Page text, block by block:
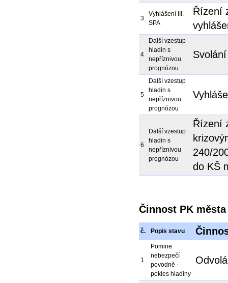
3
Vyhlášení III.
SPA
Řízení
4
Další vzestup
hladin s
nepříznivou
prognózou
5
Další vzestup
hladin s
nepříznivou
prognózou
6
Další vzestup
hladin s
nepříznivou
prognózou
Řízení
240/
do KŠ
Činnost PK
č. Popis stavu
1
Pomine
nebezpečí
povodně -
pokles hladiny